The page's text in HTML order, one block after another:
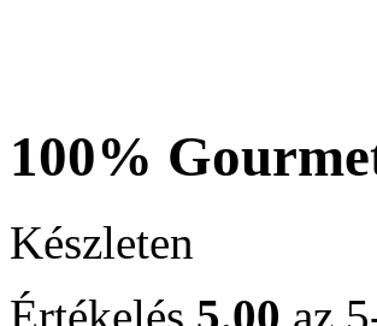
100%
Készleten
Értékelés 5.00 az